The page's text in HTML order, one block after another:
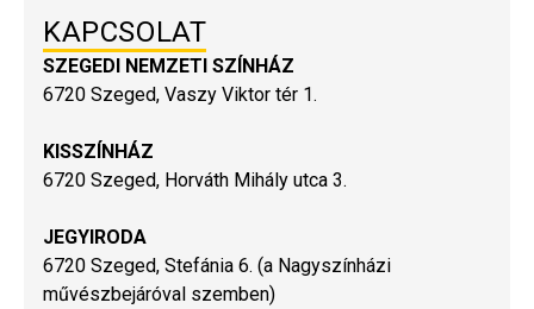
KAPCSOLAT
SZEGEDI NEMZETI SZÍNHÁZ
6720 Szeged, Vaszy Viktor tér 1.
KISSZÍNHÁZ
6720 Szeged, Horváth Mihály utca 3.
JEGYIRODA
6720 Szeged, Stefánia 6. (a Nagyszínházi
művészbejáróval szemben)